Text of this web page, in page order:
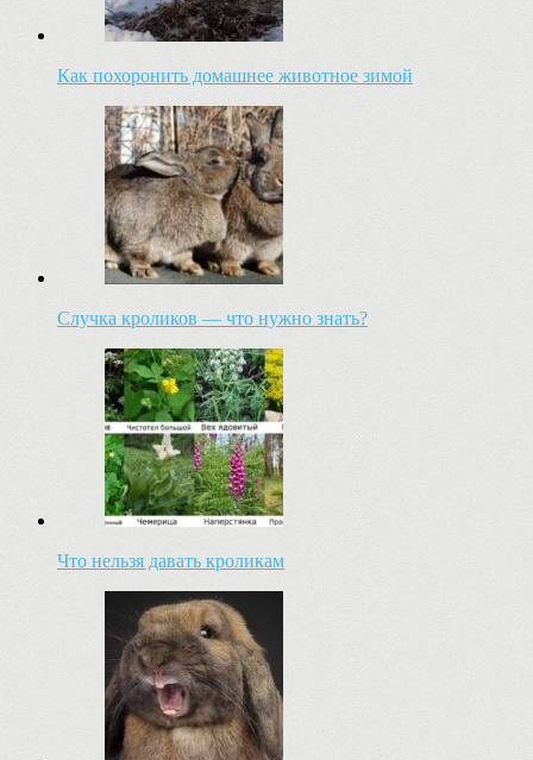
Как похоронить домашнее животное зимой
Случка кроликов — что нужно знать?
Что нельзя давать кроликам